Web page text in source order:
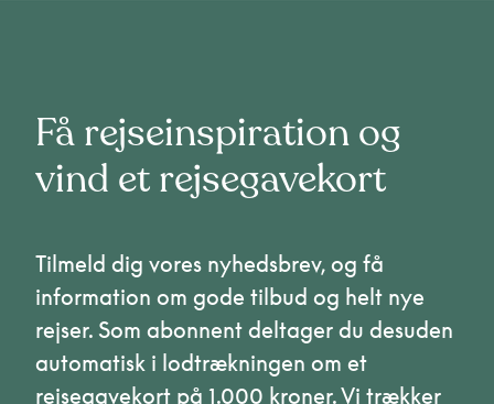
Få rejseinspiration og
vind et rejsegavekort
Tilmeld dig vores nyhedsbrev, og få
information om gode tilbud og helt nye
rejser. Som abonnent deltager du desuden
automatisk i lodtrækningen om et
rejsegavekort på 1.000 kroner. Vi trækker